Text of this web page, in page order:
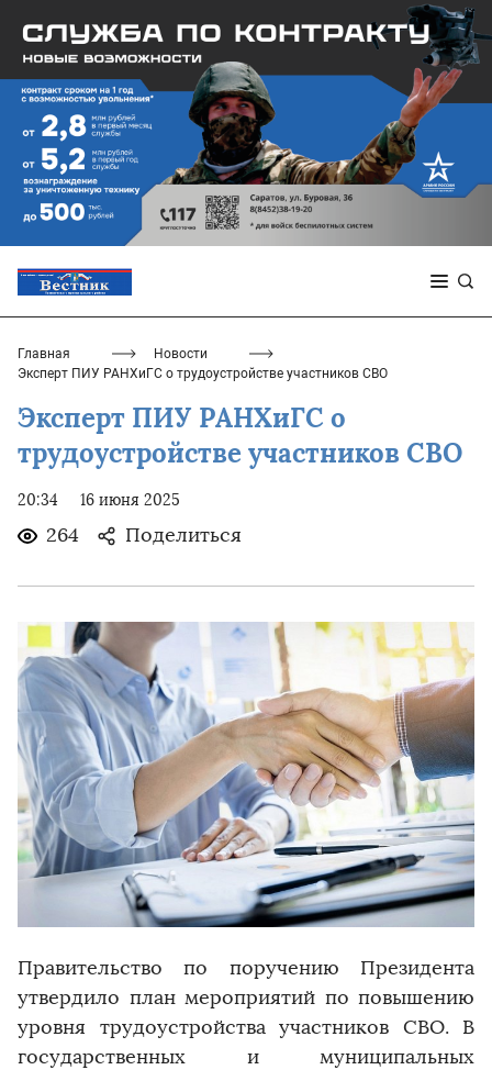
Главная
Новости
Эксперт ПИУ РАНХиГС о трудоустройстве участников СВО
Эксперт ПИУ РАНХиГС о
трудоустройстве участников СВО
20:34 16 июня 2025
264 Поделиться
Правительство по поручению Президента
утвердило план мероприятий по повышению
уровня трудоустройства участников СВО. В
государственных и муниципальных